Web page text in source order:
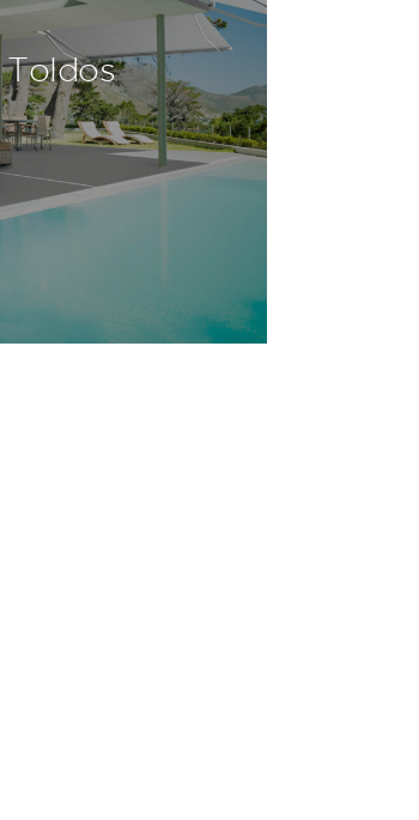
Toldos